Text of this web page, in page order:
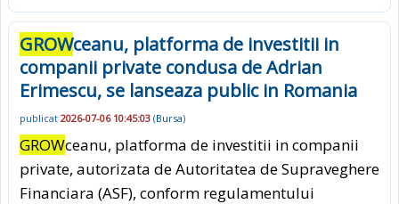
GROWceanu, platforma de investitii in
companii private condusa de Adrian
Erimescu, se lanseaza public in Romania
publicat 2026-07-06 10:45:03 (Bursa)
GROWceanu, platforma de investitii in companii
private, autorizata de Autoritatea de Supraveghere
Financiara (ASF), conform regulamentului